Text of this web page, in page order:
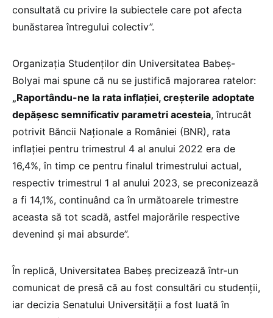
consultată cu privire la subiectele care pot afecta
bunăstarea întregului colectiv”.
Organizația Studenților din Universitatea Babeș-
Bolyai mai spune că nu se justifică majorarea ratelor:
„Raportându-ne la rata inflației, creșterile adoptate
depășesc semnificativ parametri acesteia, întrucât
potrivit Băncii Naționale a României (BNR), rata
inflației pentru trimestrul 4 al anului 2022 era de
16,4%, în timp ce pentru finalul trimestrului actual,
respectiv trimestrul 1 al anului 2023, se preconizează
a fi 14,1%, continuând ca în următoarele trimestre
aceasta să tot scadă, astfel majorările respective
devenind și mai absurde”.
În replică, Universitatea Babeș precizează într-un
comunicat de presă că au fost consultări cu studenții,
iar decizia Senatului Universității a fost luată în